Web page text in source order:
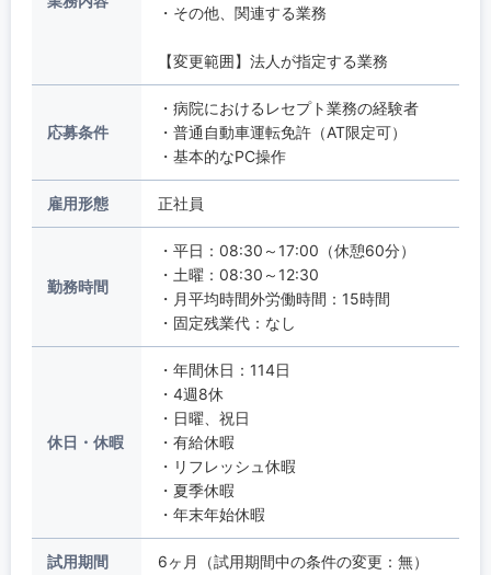
・その他、関連する業務
【変更範囲】法人が指定する業務
応募条件
・病院におけるレセプト業務の経験者
・普通自動車運転免許（AT限定可）
・基本的なPC操作
雇用形態 正社員
勤務時間
・平日：08:30～17:00（休憩60分）
・土曜：08:30～12:30
・月平均時間外労働時間：15時間
・固定残業代：なし
休日・休暇
・年間休日：114日
・4週8休
・日曜、祝日
・有給休暇
・リフレッシュ休暇
・夏季休暇
・年末年始休暇
試用期間 6ヶ月（試用期間中の条件の変更：無）